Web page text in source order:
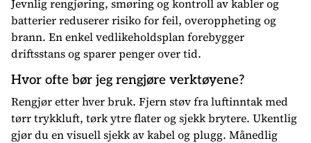
Jevnlig rengjøring, smøring og kontroll av kabler og
batterier reduserer risiko for feil, overoppheting og
brann. En enkel vedlikeholdsplan forebygger
driftsstans og sparer penger over tid.
Hvor ofte bør jeg rengjøre verktøyene?
Rengjør etter hver bruk. Fjern støv fra luftinntak med
tørr trykkluft, tørk ytre flater og sjekk brytere. Ukentlig
gjør du en visuell sjekk av kabel og plugg. Månedlig